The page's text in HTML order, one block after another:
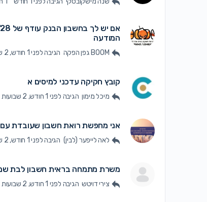
המודעה
BOOM גפן הפקה הגיבהלפני 1 חודש, 2 שבועות
קובץ חקיקה עדכני למיסים א
מיכל מימון הגיבה לפני 1 חודש, 2 שבועות
אני מחפשת רואת חשבון שעובדת
לאה לייפער (לבין) הגיבהלפני 1 חודש, 2 שבועות
משרת מתמחה בראית חשבון לבת
צירי דויטש הגיבה לפני 1 חודש, 2 שבועות